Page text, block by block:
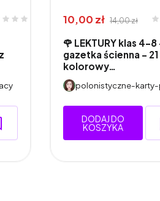
10,00 zł 14,00 zł
🌹 LEKTURY klas 4–8
gazetka ścienna - 21
kolorowy…
polonistyczne-
DODAJ DO
KOSZYKA